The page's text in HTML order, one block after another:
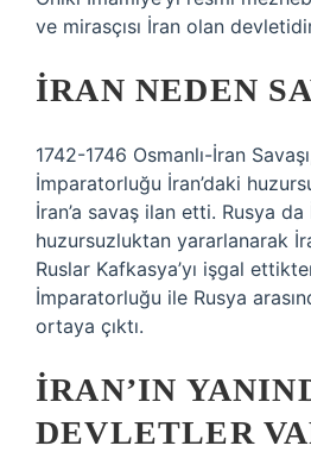
ve mirasçısı İran olan
İRAN NEDEN
1742-1746 Osmanlı-İran
İmparatorluğu İran’daki
İran’a savaş ilan etti. Rusya da
huzursuzluktan yararlanarak
Ruslar Kafkasya’yı işgal
İmparatorluğu ile Rusya
ortaya çıktı.
İRAN’IN
DEVLETLER